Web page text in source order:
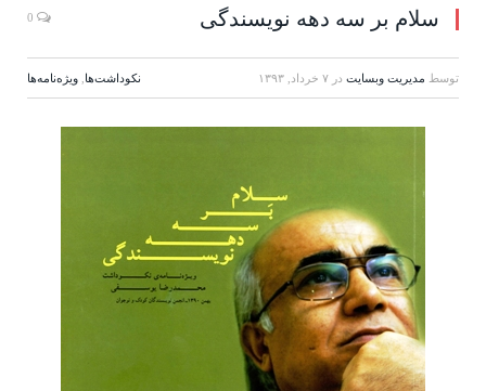
سلام بر سه دهه نویسندگی
توسط مدیریت وبسایت در ۷ خرداد, ۱۳۹۳ نكوداشت‌ها ويژه‌نامه‌ها